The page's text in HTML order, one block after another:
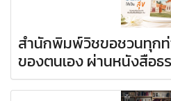
สำนักพิมพ์วิชขอชวนทุก
ของตนเอง ผ่านหนังสือธ